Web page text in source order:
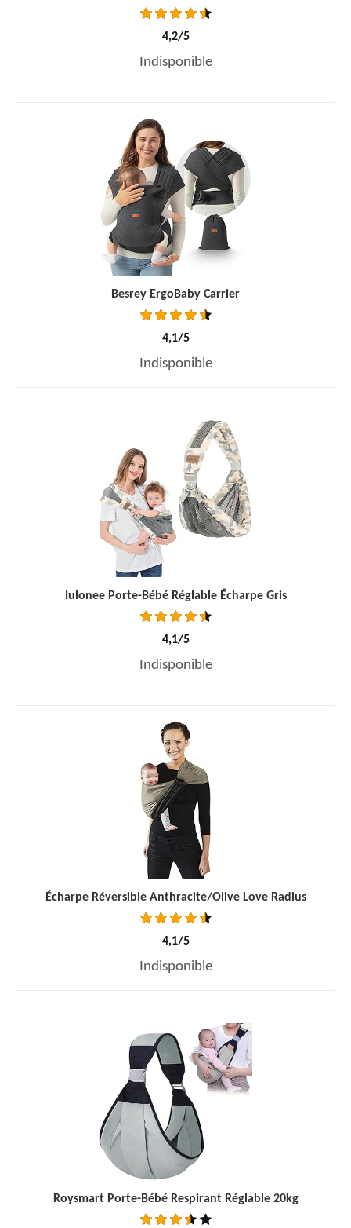
4,2/5
Indisponible
Besrey ErgoBaby Carrier
4,1/5
Indisponible
Iulonee Porte-Bébé Réglable Écharpe Gris
4,1/5
Indisponible
Écharpe Réversible Anthracite/Olive Love Radius
4,1/5
Indisponible
Roysmart Porte-Bébé Respirant Réglable 20kg